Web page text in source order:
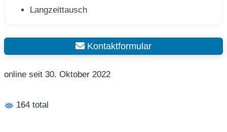
Langzeittausch
Kontaktformular
online seit 30. Oktober 2022
164 total